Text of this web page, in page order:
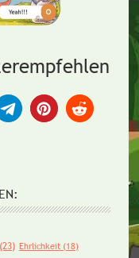
(23) Ehrlichkeit(18)